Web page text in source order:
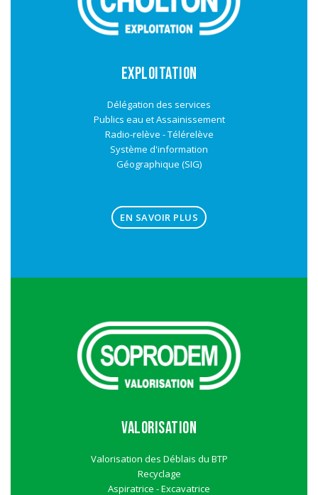
EXPLOITATION
Délégation des services
Publics eau et Assainissement
Radio-relève - Télérelève
Système d'information
Géographique (SIG)
EN SAVOIR PLUS
VALORISATION
Valorisation des Déblais du BTP
Recyclage
Aspiratrice - Excavatrice